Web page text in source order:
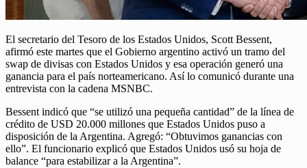
El secretario del Tesoro de los Estados Unidos, Scott Bessent,
afirmó este martes que el Gobierno argentino activó un tramo del
swap de divisas con Estados Unidos y esa operación generó una
ganancia para el país norteamericano. Así lo comunicó durante una
entrevista con la cadena MSNBC.
Bessent indicó que “se utilizó una pequeña cantidad” de la línea de
crédito de USD 20.000 millones que Estados Unidos puso a
disposición de la Argentina. Agregó: “Obtuvimos ganancias con
ello”. El funcionario explicó que Estados Unidos usó su hoja de
balance “para estabilizar a la Argentina”.